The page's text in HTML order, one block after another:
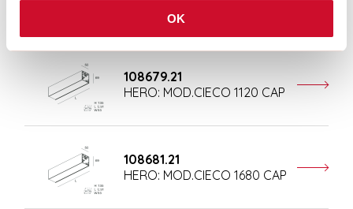
OK
150 CAP
108679.21
HERO: MOD.CIECO 1120 CAP
108681.21
HERO: MOD.CIECO 1680 CAP